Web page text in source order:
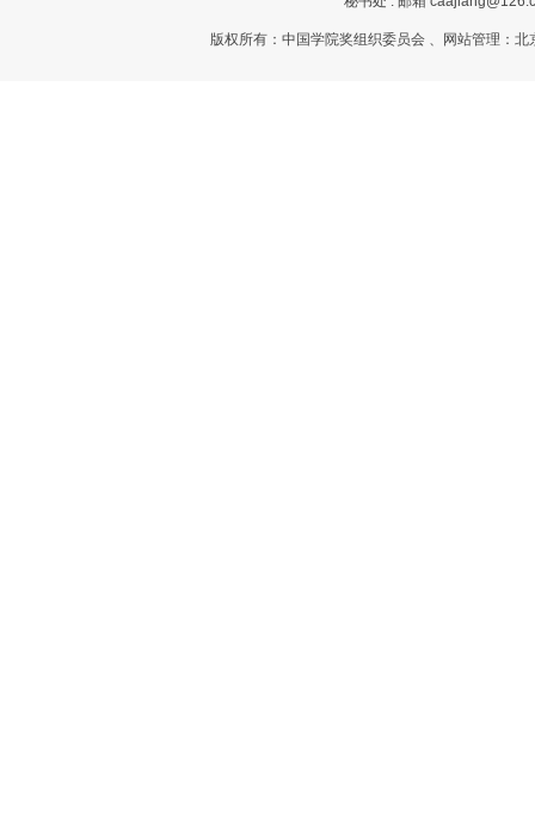
版权所有：中国学院奖组织委员会 、网站管理：